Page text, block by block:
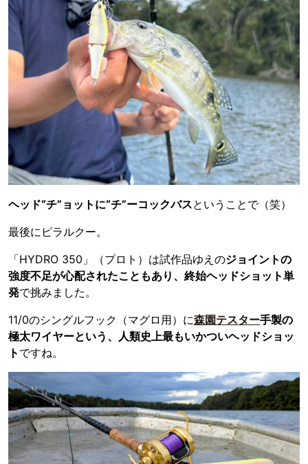
ヘッド“チ”ョットに“チ”ーコックバスということで（笑）
最後にピラルクー。
「HYDRO 350」（プロト）は試作品ゆえのジョイントの
強度不足が心配されたこともあり、終始ヘッドショット単
発で挑みました。
11/0のシングルフック（マグロ用）に森園テスター手製の
極太ワイヤーという、人類史上最もいかついヘッドショッ
ト ですね。